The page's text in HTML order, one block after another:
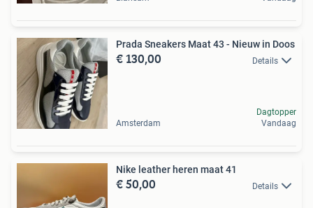
Prada Sneakers Maat 43 - Nieuw in Doos
€ 130,00 Details
Amsterdam
Dagtopper
Vandaag
Nike leather heren maat 41
€ 50,00 Details